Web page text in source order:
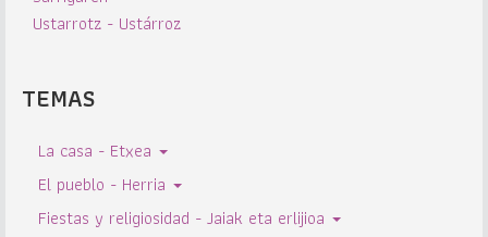
Ustarrotz - Ustárroz
TEMAS
La casa - Etxea
El pueblo - Herria
Fiestas y religiosidad - Jaiak eta erlijioa